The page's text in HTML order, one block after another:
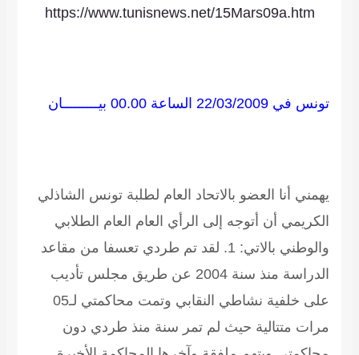
https://www.tunisnews.net/15Mars09a.htm
تونس في 22/03/2009 الساعة 00.00 بيـــــــــان
يهمني أنا العضو بالاتحاد العام لطلبة تونس الشاذلي
الكريمي أن أتوجه إلى الرأي العام العام الطلابي
والوطني بالاتي: 1. لقد تم طردي تعسفا من مقاعد
الدراسة منذ سنة 2004 عن طريق مجلس تأديب
على خلفية نشاطي النقابي وتمت محاكمتي لـ05
مرات متتالية حيث لم تمر سنة منذ طردي دون